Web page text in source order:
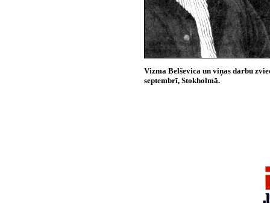
Vizma Belševica un viņas darbu
septembrī, Stokholmā.